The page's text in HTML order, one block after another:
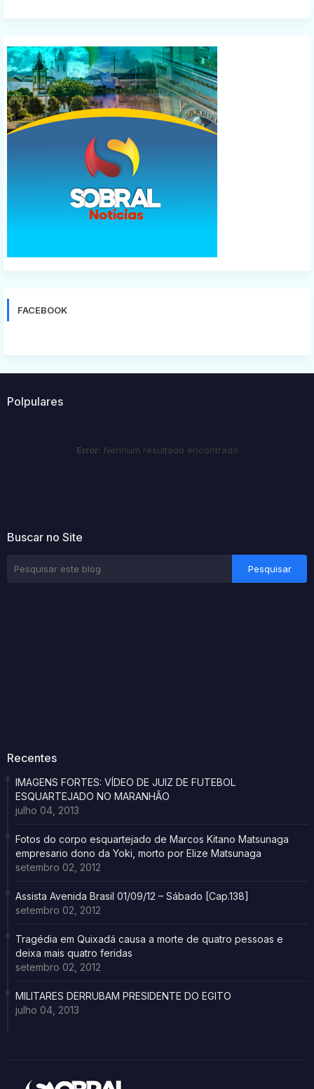
FACEBOOK
Polpulares
Error: Nenhum resultado encontrado
Buscar no Site
Recentes
IMAGENS FORTES: VÍDEO DE JUIZ DE FUTEBOL
ESQUARTEJADO NO MARANHÃO
julho 04, 2013
Fotos do corpo esquartejado de Marcos Kitano Matsunaga
empresario dono da Yoki, morto por Elize Matsunaga
setembro 02, 2012
Assista Avenida Brasil 01/09/12 – Sábado [Cap.138]
setembro 02, 2012
Tragédia em Quixadá causa a morte de quatro pessoas e
deixa mais quatro feridas
setembro 02, 2012
MILITARES DERRUBAM PRESIDENTE DO EGITO
julho 04, 2013